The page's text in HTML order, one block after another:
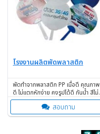
โรงงานผลิตพัดพลาสติก
พัดทำจากพลาสติก PP เนื้อดี คุณภาพ
ดี ไม่แตกหักง่าย คงรูปได้ดี กันน้ำ สีไม่
ลอก ทนความร้อนได้ดี
สอบถาม